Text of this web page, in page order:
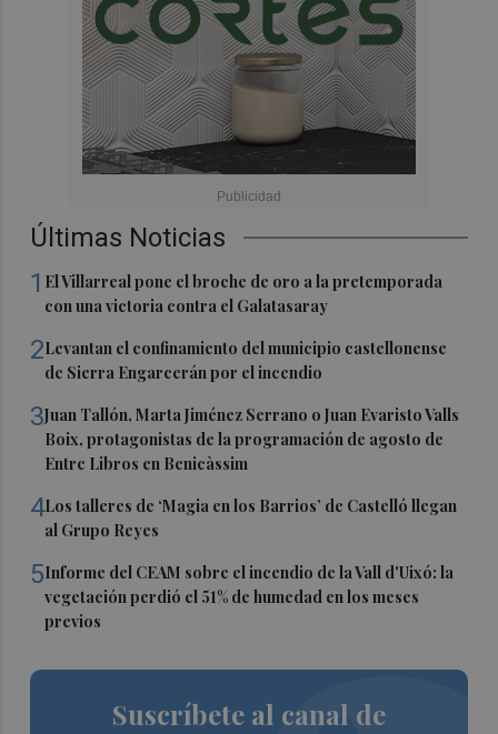
Últimas Noticias
1 El Villarreal pone el broche de oro a la pretemporada
con una victoria contra el Galatasaray
2Levantan el confinamiento del municipio castellonense
de Sierra Engarcerán por el incendio
3Juan Tallón, Marta Jiménez Serrano o Juan Evaristo Valls
Boix, protagonistas de la programación de agosto de
Entre Libros en Benicàssim
4Los talleres de ‘Magia en los Barrios’ de Castelló llegan
al Grupo Reyes
5Informe del CEAM sobre el incendio de la Vall d'Uixó: la
vegetación perdió el 51% de humedad en los meses
previos
Suscríbete al canal de